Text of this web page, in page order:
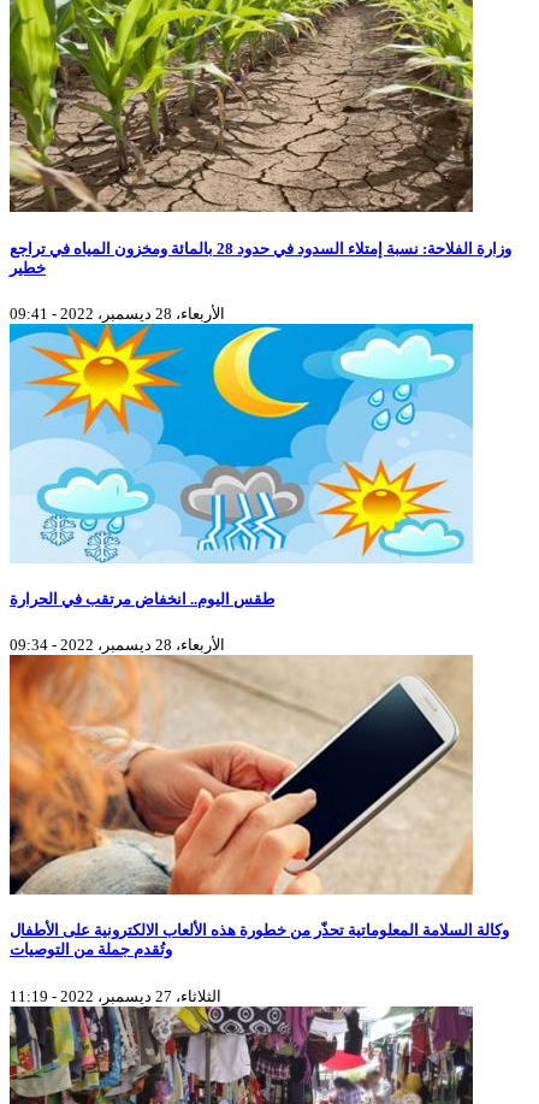
وزارة الفلاحة: نسبة إمتلاء السدود في حدود 28 بالمائة ومخزون المياه في تراجع
خطير
الأربعاء، 28 ديسمبر، 2022 - 09:41
طقس اليوم.. انخفاض مرتقب في الحرارة
الأربعاء، 28 ديسمبر، 2022 - 09:34
وكالة السلامة المعلوماتية تحذّر من خطورة هذه الألعاب الالكترونية على الأطفال
وتُقدم جملة من التوصيات
الثلاثاء، 27 ديسمبر، 2022 - 11:19